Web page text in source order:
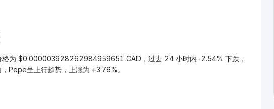
格为 $0.000003928262984959651 CAD，过去 24 小时内-2.54% 下跌，
Pepe呈上行趋势，上涨为 +3.76%。